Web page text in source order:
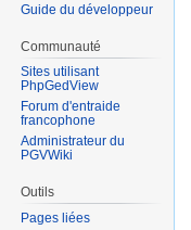
Guide du développeur
Communauté
Sites utilisant
PhpGedView
Forum d'entraide
francophone
Administrateur du
PGVWiki
Outils
Pages liées